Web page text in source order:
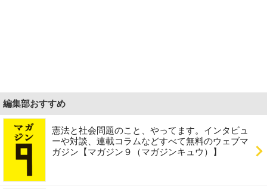
編集部おすすめ
憲法と社会問題のこと、やってます。インタビュ
ーや対談、連載コラムなどすべて無料のウェブマ
ガジン【マガジン９（マガジンキュウ）】